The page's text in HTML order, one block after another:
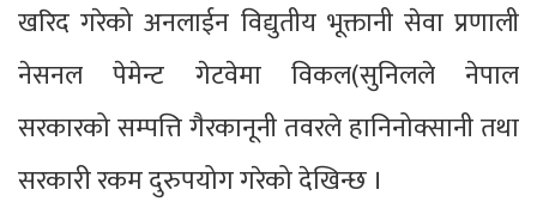
खरिद गरेको अनलाईन विद्युतीय भूक्तानी सेवा प्रणाली
नेसनल पेमेन्ट गेटवेमा विकल(सुनिलले नेपाल
सरकारको सम्पत्ति गैरकानूनी तवरले हानिनोक्सानी तथा
सरकारी रकम दुरुपयोग गरेको देखिन्छ ।